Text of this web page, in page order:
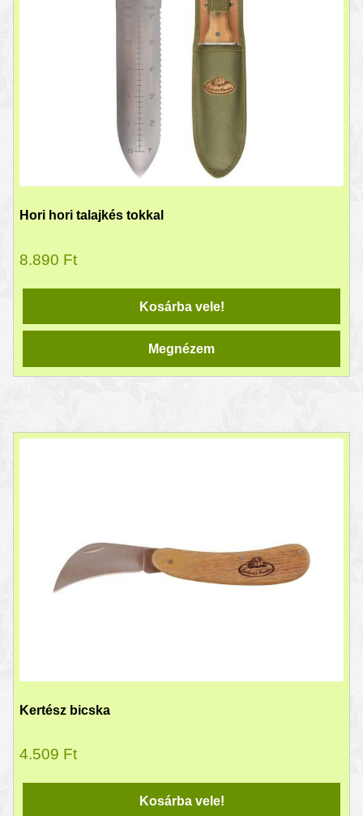
Hori hori talajkés tokkal
8.890 Ft
Kosárba vele!
Megnézem
Kertész bicska
4.509 Ft
Kosárba vele!